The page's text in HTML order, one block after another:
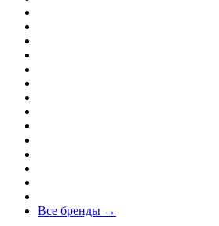
Все бренды →